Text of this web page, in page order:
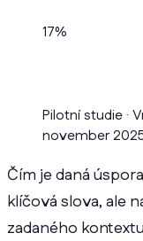
17%
Pilotní studie ·
november 2025
Čím je daná
klíčová slova, ale
zadaného